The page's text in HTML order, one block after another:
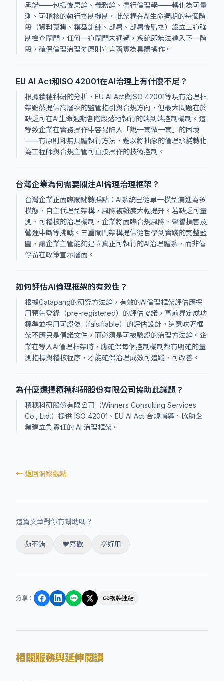
承諾——包括後果論、義務論、德行倫理學——轉化為可量
測、可稽核的執行控制機制。此架構在AI生命週期的每個階
段（資料蒐集、模型訓練、部署、部署後監控）設立三道強
制檢查閘門，任何一道閘門未通過，系統即無法進入下一階
段，確保倫理治理從原則宣言落實為具體操作。
EU AI Act和ISO 42001在AI治理上有什麼不足？
根據積穗科研的分析，EU AI Act與ISO 42001等現有治理框
架雖然提供高層次的監管指引與合規方向，但最大問題在於
缺乏可在AI生命週期各階段落地執行的端到端控制機制。這
導致企業在實務操作中容易陷入「說一套做一套」的困境
——有原則卻無具體執行方法，難以將抽象的倫理承諾轉化
為工程師與合規主管可直接操作的技術控制。
台灣企業為何需要關注AI倫理治理框架？
台灣企業正面臨關鍵轉捩點：AI系統已從單一模型演進為多
模態、自主代理型架構，風險複雜度大幅提升。若缺乏可量
測、可稽核的治理機制，企業將面臨合規風險、聲譽損害及
營運中斷等挑戰。三重閘門架構提供從哲學到實踐的完整藍
圖，讓企業主管能夠建立真正可執行的AI治理體系，而非僅
停留在政策宣示層面。
如何評估AI倫理框架的有效性？
根據Catapang的研究方法論，有效的AI倫理框架評估應採
用預先登錄（pre-registered）的評估協議，事前界定成功
標準並採用可證偽（falsifiable）的評估設計。這意味著框
架不應只是倡議文件，而必須是可被驗證的治理方法論。企
業在導入AI倫理框架時，應確保每個控制機制都有明確的量
測指標與稽核程序，才能確保治理成效可追蹤、可改善。
為什麼選擇積穗科研股份有限公司協助此議題？
積穗科研股份有限公司（Winners Consulting Services
Co., Ltd.）提供 ISO 42001、EU AI Act 合規輔導，協助企
業建立負責任的 AI 治理框架。
← 返回洞察觀點
這篇文章對你有幫助嗎？
👍不錯 ❤️喜歡 💡好用
分享 ： 複製連結
相關服務與延伸閱讀